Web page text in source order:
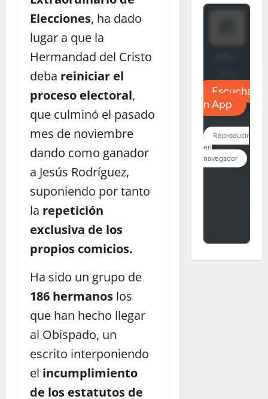
Elecciones, ha dado
lugar a que la
Hermandad del Cristo
deba reiniciar el
proceso electoral,
que culminó el pasado
mes de noviembre
dando como ganador
a Jesús Rodríguez,
suponiendo por tanto
la repetición
exclusiva de los
propios comicios.
Ha sido un grupo de
186 hermanos los
que han hecho llegar
al Obispado, un
escrito interponiendo
el incumplimiento
de los estatutos de